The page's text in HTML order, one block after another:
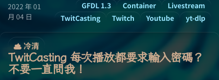
2022 年 01
月 04 日
GFDL 1.3 Container
Livestream
TwitCasting
Twitch Youtube yt-dlp
冷清
TwitCasting 每次播放都要求輸入密碼？
不要一直問我！